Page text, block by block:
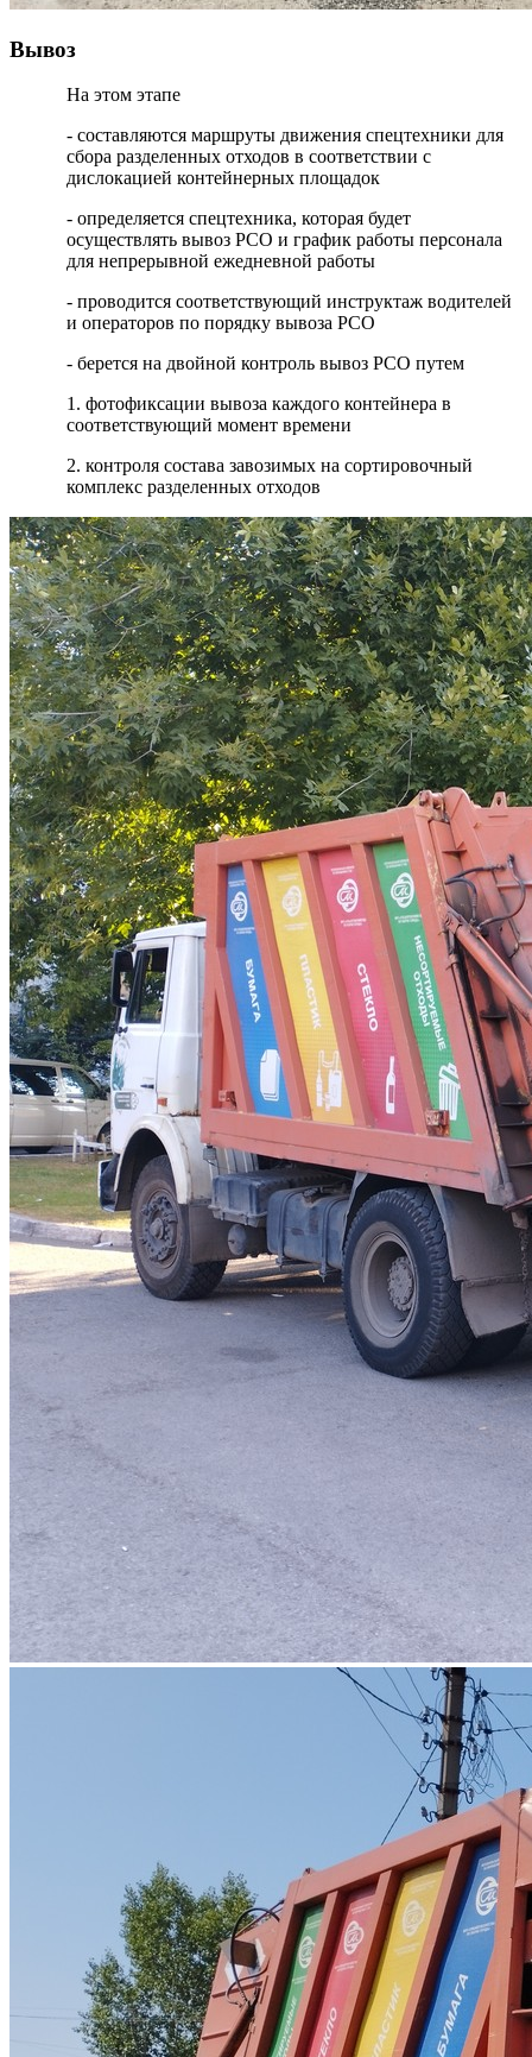
Вывоз
На этом этапе
- составляются маршруты движения спецтехники для
сбора разделенных отходов в соответствии с
дислокацией контейнерных площадок
- определяется спецтехника, которая будет
осуществлять вывоз РСО и график работы персонала
для непрерывной ежедневной работы
- проводится соответствующий инструктаж водителей
и операторов по порядку вывоза РСО
- берется на двойной контроль вывоз РСО путем
1. фотофиксации вывоза каждого контейнера в
соответствующий момент времени
2. контроля состава завозимых на сортировочный
комплекс разделенных отходов